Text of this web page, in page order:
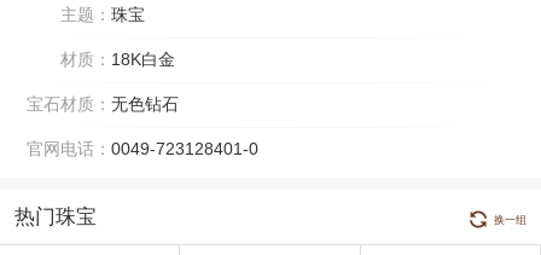
主题： 珠宝
材质： 18K白金
宝石材质： 无色钻石
官网电话： 0049-723128401-0
热门珠宝 换一组